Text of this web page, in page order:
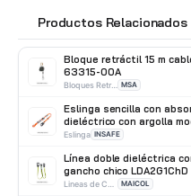
Productos Relacionados
Bloque retráctil 15 m
63315-00A
MSA
Eslinga sencilla con
dieléctrico con argolla
Eslinga INSAFE
Línea doble dieléctrica
gancho chico LDA2G1ChD
MAICOL